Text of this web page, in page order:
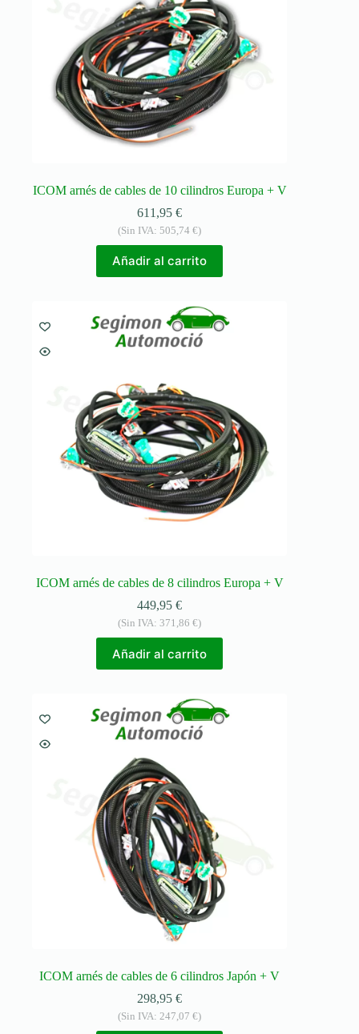
ICOM arnés de cables de 10 cilindros Europa + V
611,95€
(Sin IVA: 505,74€)
Añadir al carrito
ICOM arnés de cables de 8 cilindros Europa + V
449,95€
(Sin IVA:371,86€)
Añadir al carrito
ICOM arnés de cables de 6 cilindros Japón + V
298,95€
(Sin IVA: 247,07€)